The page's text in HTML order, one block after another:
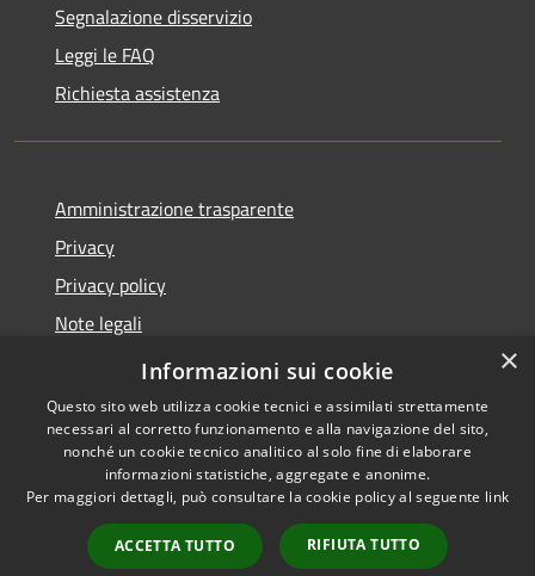
Segnalazione disservizio
Leggi le FAQ
Richiesta assistenza
Amministrazione trasparente
Privacy
Privacy policy
Note legali
Dichiarazione di accessibilità
Accessibilità
Copyright © 2026 • Comune di
Fiorenzuola d'Arda • Powered
byMunicipium
Accesso
redazione
×
Informazioni sui cookie
Questo sito web utilizza cookie tecnici e assimilati strettamente
necessari al corretto funzionamento e alla navigazione del sito,
nonché un cookie tecnico analitico al solo fine di elaborare
informazioni statistiche, aggregate e anonime.
Per maggiori dettagli, può consultare la cookie policy al seguente link
ACCETTA TUTTO RIFIUTA TUTTO